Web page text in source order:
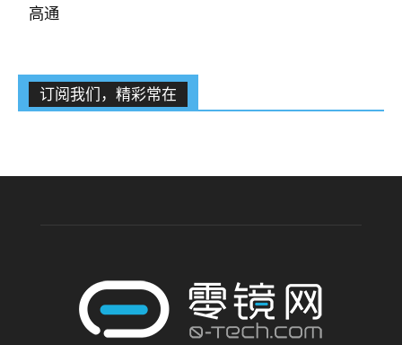
高通
订阅我们，精彩常在